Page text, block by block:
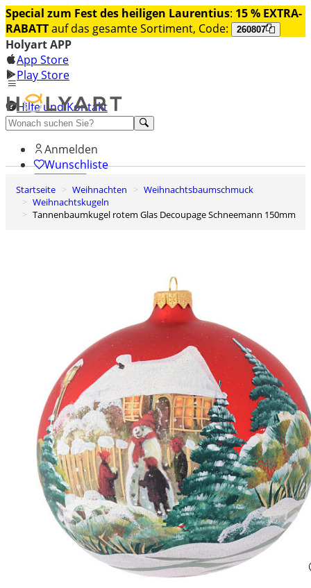
Special zum Fest des heiligen Laurentius: 15 % EXTRA-
RABATTauf das gesamte Sortiment, Code: 260807
Holyart APP
App Store
Play Store
Hilfe und Kontakt
Entdecken Sie Premium
Anmelden
Wunschliste
0
Warenkorb
Startseite Weihnachten
Weihnachtsbaumschmuck
Weihnachtskugeln
Tannenbaumkugel rotem Glas Decoupage Schneemann 150mm